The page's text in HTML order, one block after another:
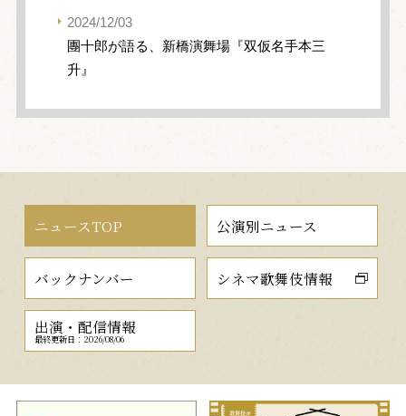
2024/12/03
團十郎が語る、新橋演舞場『双仮名手本三
升』
ニュースTOP 公演別ニュース
バックナンバー シネマ歌舞伎情報
出演・配信情報
最終更新日：2026/08/06